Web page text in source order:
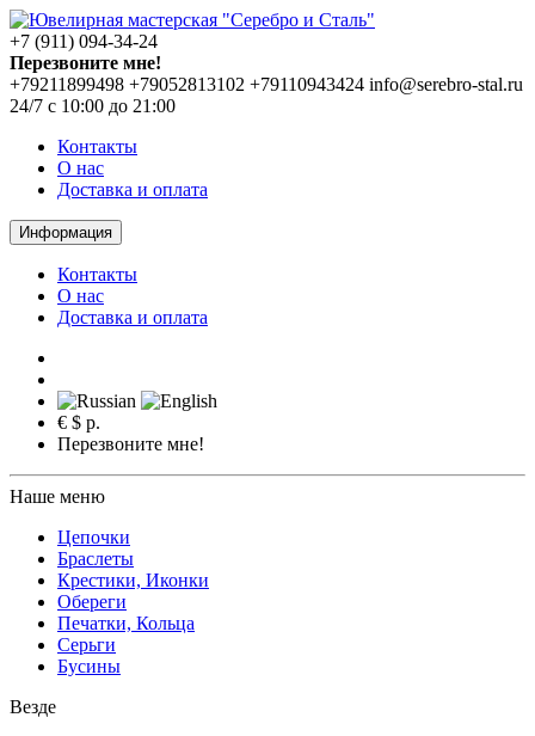
+7 (911) 094-34-24
Перезвоните мне!
+79211899498 +79052813102 +79110943424 info@serebro-stal.ru
24/7 с 10:00 до 21:00
Контакты
О нас
Доставка и оплата
Информация
Контакты
О нас
Доставка и оплата
€ $ р.
Перезвоните мне!
Наше меню
Цепочки
Браслеты
Крестики, Иконки
Обереги
Печатки, Кольца
Серьги
Бусины
Везде